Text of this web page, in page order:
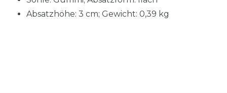
Absatzhöhe: 3 cm; Gewicht: 0,39 kg